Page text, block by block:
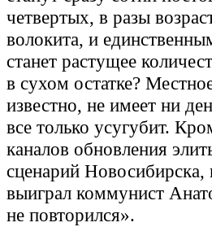
четвертых, в разы
волокита, и
станет растущее
в сухом остатке?
известно, не имеет ни
все только усугубит.
каналов обновления
сценарий
выиграл коммунист
не повторился».